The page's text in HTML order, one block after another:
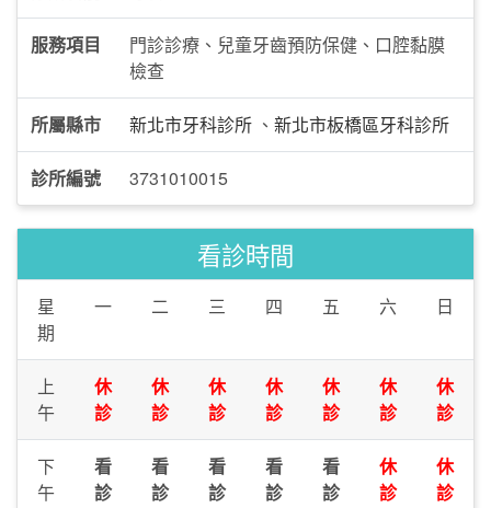
服務項目
門診診療、兒童牙齒預防保健、口腔黏膜
檢查
所屬縣市 新北市牙科診所 、 新北市板橋區牙科診所
診所編號 3731010015
看診時間
星
期
一 二 三 四 五 六 日
上
午
休
診
休
診
休
診
休
診
休
診
休
診
休
診
下
午
看
診
看
診
看
診
看
診
看
診
休
診
休
診